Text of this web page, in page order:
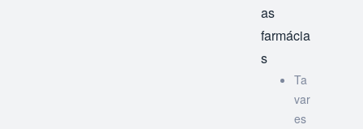
as
farmácia
s
Ta
var
es